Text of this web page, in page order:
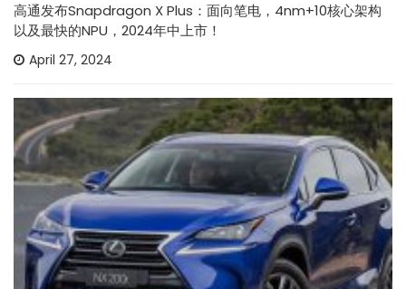
高通发布Snapdragon X Plus：面向笔电，4nm+10核心架构
以及最快的NPU，2024年中上市！
April 27, 2024